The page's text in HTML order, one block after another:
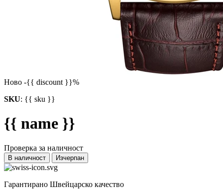
Ново -{{ discount }}%
SKU: {{ sku }}
{{ name }}
Проверка за наличност
В наличност Изчерпан
Гарантирано Швейцарско качество